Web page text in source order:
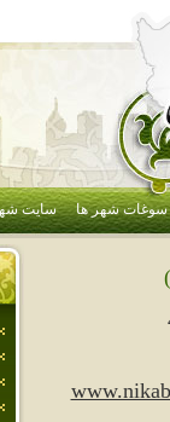
سوغات شهر ها سایت